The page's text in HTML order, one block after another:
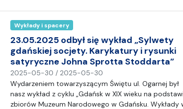
Wykłady i spacery
23.05.2025 odbył się wykład „Sylwety
gdańskiej socjety. Karykatury i rysunki
satyryczne Johna Sprotta Stoddarta”
2025-05-30 / 2025-05-30
a
p
i
Wydarzeniem towarzyszącym Świętu ul. Ogarnej był
nasz wykład z cyklu „Gdańsk w XIX wieku na
zbiorów Muzeum Narodowego w Gdańsku. Wykłady